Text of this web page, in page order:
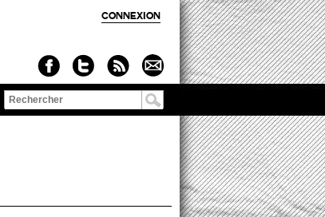
CONNEXION
Formulaire de